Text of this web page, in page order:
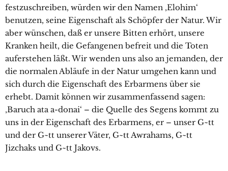
festzuschreiben, würden wir den Namen ‚Elohim‘
benutzen, seine Eigenschaft als Schöpfer der Natur. Wir
aber wünschen, daß er unsere Bitten erhört, unsere
Kranken heilt, die Gefangenen befreit und die Toten
auferstehen läßt. Wir wenden uns also an jemanden, der
die normalen Abläufe in der Natur umgehen kann und
sich durch die Eigenschaft des Erbarmens über sie
erhebt. Damit können wir zusammenfassend sagen:
‚Baruch ata a-donai‘ – die Quelle des Segens kommt zu
uns in der Eigenschaft des Erbarmens, er – unser G~tt
und der G~tt unserer Väter, G~tt Awrahams, G~tt
Jizchaks und G~tt Jakovs.